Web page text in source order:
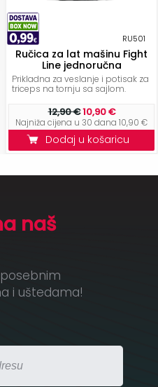
RU501
Ručica za lat mašinu Fight
Line jednoručna
Prikladna za veslanje i potisak za
triceps na tornju sa sajlom.
12,90 €10,90 €
Najniža cijena u 30 dana 10,90 €
Dodaj u košaricu
naš
i uštedama!